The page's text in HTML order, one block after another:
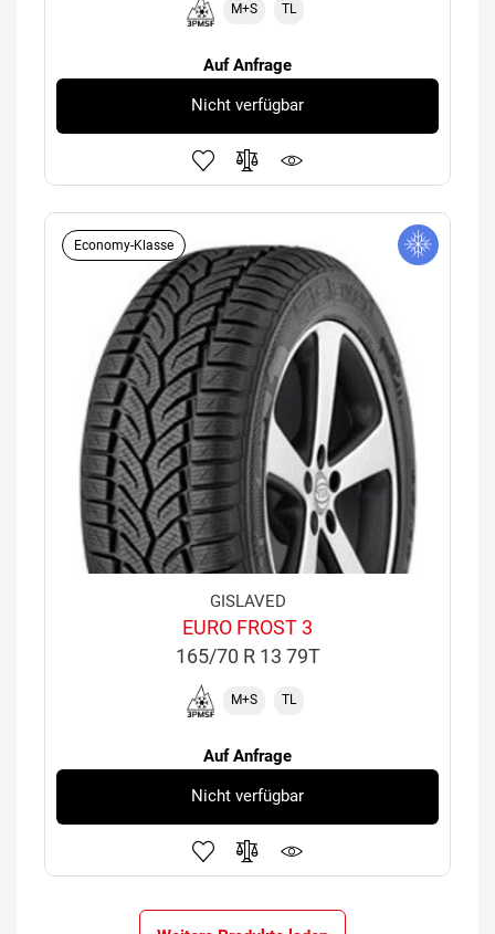
M+S TL
Auf Anfrage
Nicht verfügbar
Economy-Klasse
GISLAVED
EURO FROST 3
165/70 R 13 79T
M+S TL
Auf Anfrage
Nicht verfügbar